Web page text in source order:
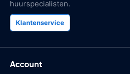
huurspecialisten.
Klantenservice
Account